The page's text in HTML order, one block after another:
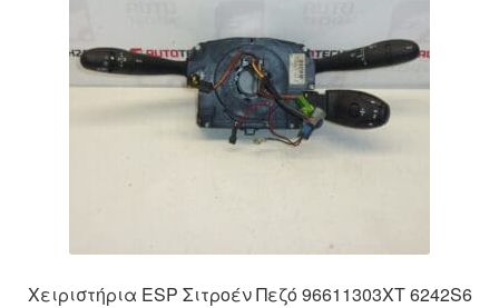
Χειριστήρια ESP Σιτροέν Πεζό 96611303XT 6242S6